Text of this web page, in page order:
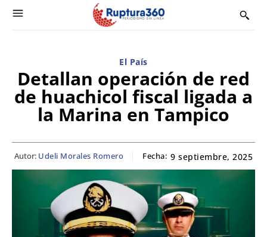
El País
Detallan operación de red
de huachicol fiscal ligada a
la Marina en Tampico
Autor: Udeli Morales Romero Fecha: 9 septiembre, 2025